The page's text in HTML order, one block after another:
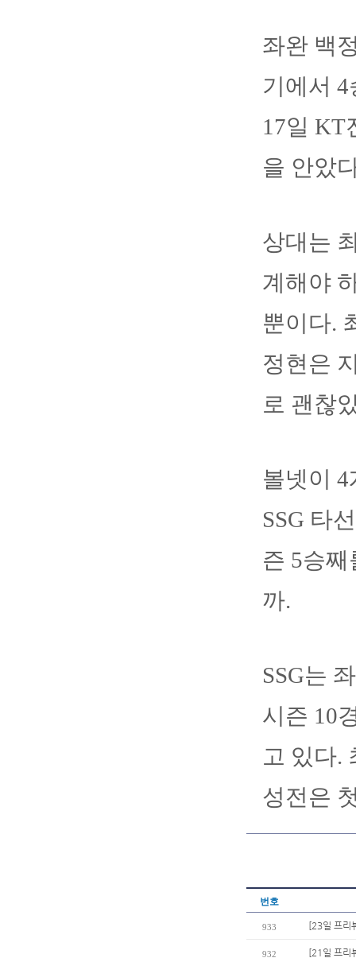
좌완 백
기에서
17일 KT
을 안았
상대는
계해야
뿐이다.
정현은
로 괜찮
볼넷이
SSG 타
즌 5승
까.
SSG는
시즌 10
고 있다.
성전은
번호
933 [23일 프리
932 [21일 프리